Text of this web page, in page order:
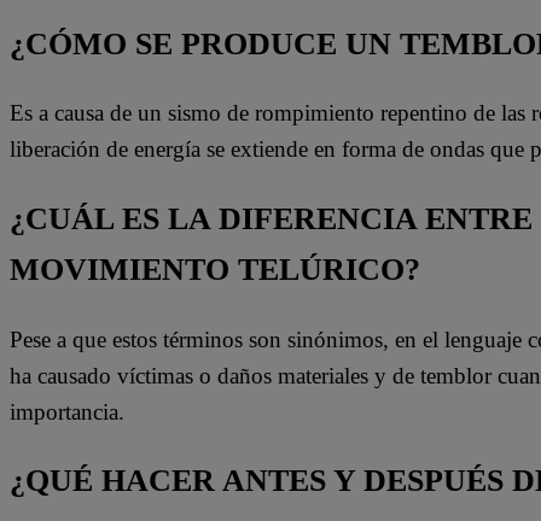
¿CÓMO SE PRODUCE UN
Es a causa de un sismo de rompimiento repentino de las
liberación de energía se extiende en forma de ondas
¿CUÁL ES LA DIFERENCIA
MOVIMIENTO TELÚRICO?
Pese a que estos términos son sinónimos, en el lenguaje
ha causado víctimas o daños materiales y de temblor
importancia.
¿QUÉ HACER ANTES Y DESPUÉS